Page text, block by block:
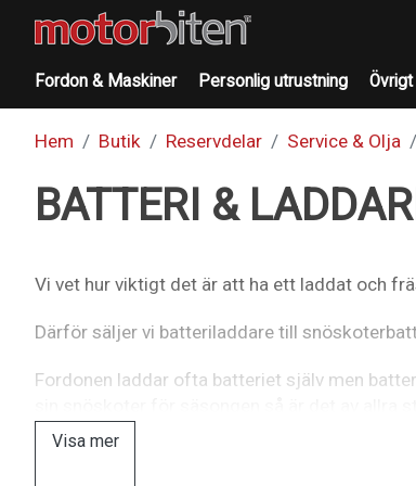
Fordon & Maskiner Personlig utrustning
Hem Butik Reservdelar Service & Olja
BATTERI &
Vi vet hur viktigt det är att ha ett laddat och
Därför säljer vi batteriladdare till
Fordonen laddar ofta batteriet själv men
en ctekladdare när din fyrhjuling, bil,
Visa mer